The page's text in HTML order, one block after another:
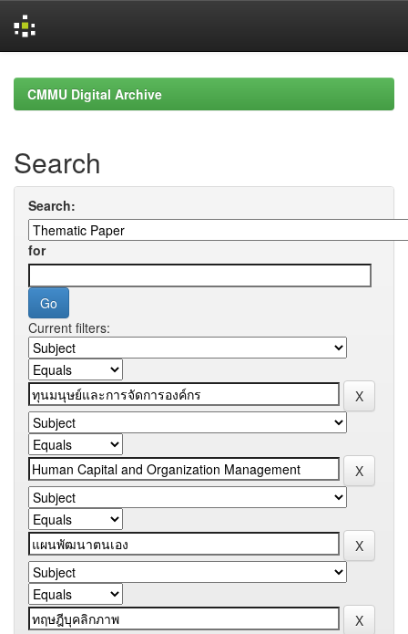
navigationCMMU Digital Archive
Search
Search:
for
Current filters: